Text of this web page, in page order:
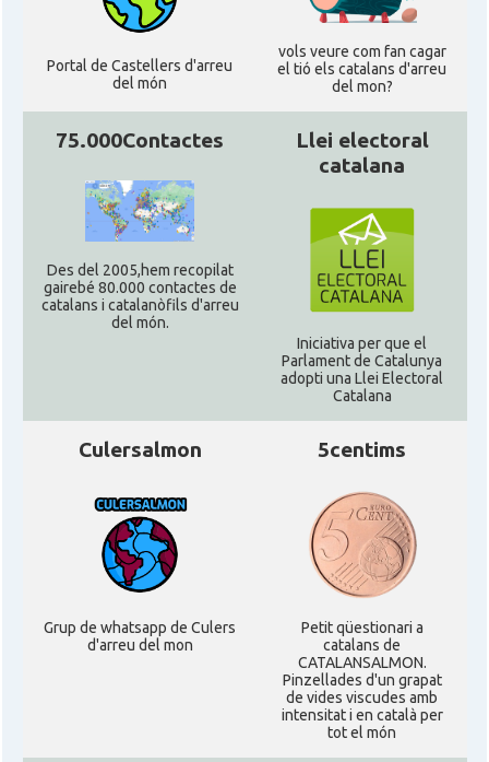
Portal de Castellers d'arreu
del món
vols veure com fan cagar
el tió els catalans d'arreu
del mon?
75.000Contactes
Des del 2005,hem recopilat
gairebé 80.000 contactes de
catalans i catalanòfils d'arreu
del món.
Llei electoral
catalana
Iniciativa per que el
Parlament de Catalunya
adopti una Llei Electoral
Catalana
Culersalmon
Grup de whatsapp de Culers
d'arreu del mon
5centims
Petit qüestionari a
catalans de
CATALANSALMON.
Pinzellades d'un grapat
de vides viscudes amb
intensitat i en català per
tot el món